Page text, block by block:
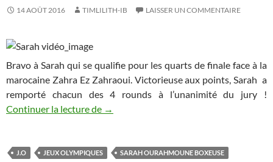
14 AOÛT 2016 TIMLILITH-IB LAISSER UN COMMENTAIRE
Bravo à Sarah qui se qualifie pour les quarts de finale face à la
marocaine Zahra Ez Zahraoui. Victorieuse aux points, Sarah a
remporté chacun des 4 rounds à l’unanimité du jury !
Continuer la lecture de En attendant son 1/4 de finale, Mardi
→
J.O JEUX OLYMPIQUES SARAH OURAHMOUNE BOXEUSE